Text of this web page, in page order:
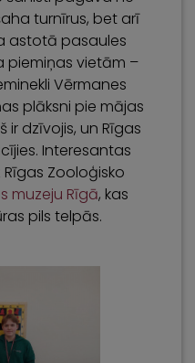
turnīrus, bet arī
astotā pasaules
piemiņas vietām –
Vērmanes
plāksni pie mājas
ir dzīvojis, un Rīgas
Interesantas
Rīgas Zooloģisko
muzeju Rīgā, kas
pils telpās.